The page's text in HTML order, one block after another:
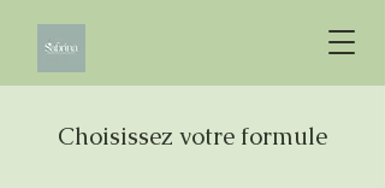
Choisissez votre formule